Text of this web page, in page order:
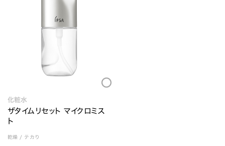
Loading...
化粧水
ザタイムリセット マイクロミス
ト
乾燥 / テカり